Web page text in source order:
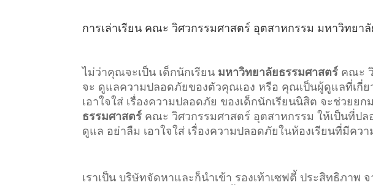
การเล่าเรียน คณะ วิศวกรรมศาสตร์ อุตสาหกรรม มหาวิทยา
ไม่ว่าคุณจะเป็น เด็กนักเรียน มหาวิทยาลัยธรรมศาสตร์ คณะ
จะ ดูแลความปลอดภัยของตัวคุณเอง หรือ คุณเป็นผู้ดูแลที่เกี่
เอาใจใส่ เรื่องความปลอดภัย ของเด็กนักเรียนนิสิต จะช่วยยก
ธรรมศาสตร์ คณะ วิศวกรรมศาสตร์ อุตสาหกรรมให้เป็นที่ปล
ดูแล อย่าลืม เอาใจใส่ เรื่องความปลอดภัยในห้องเรียนที่มีควา
เราเป็น บริษัทจัดหาและก็นำเข้า รองเท้าเซฟตี้ ประสิทธิภาพ